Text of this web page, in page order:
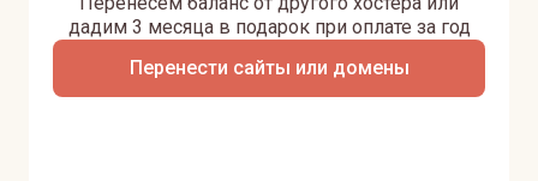
Перенести сайты или домены
дадим 3 месяца в подарок при оплате за год